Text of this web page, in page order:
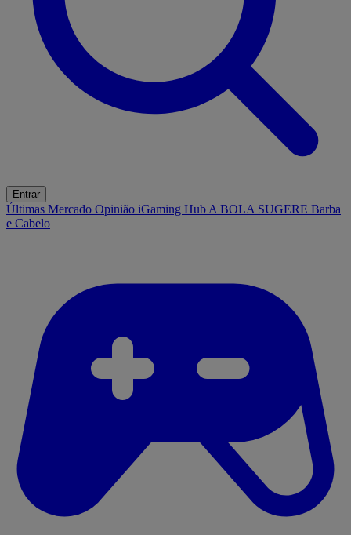
Entrar
Últimas Mercado Opinião iGaming Hub A BOLA SUGERE Barba
e Cabelo